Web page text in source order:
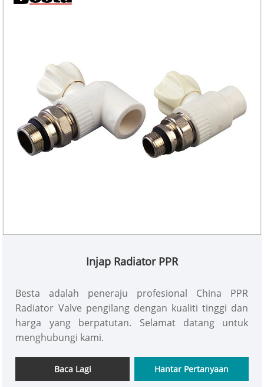
Injap Radiator PPR
Besta adalah peneraju profesional China PPR
Radiator Valve pengilang dengan kualiti tinggi dan
harga yang berpatutan. Selamat datang untuk
menghubungi kami.
Baca Lagi Hantar Pertanyaan